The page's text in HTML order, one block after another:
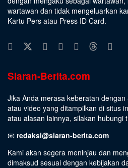
wartawan dan tidak mengeluarkan
Kartu Pers atau Press ID Card.
Siaran-Berita.com
Jika Anda merasa keberatan
atau video yang ditampilkan di situs
atau alasan lainnya, silakan hubungi
📧 redaksi@siaran-berita.com
Kami akan segera meninjau dan
dimaksud sesuai dengan kebijakan